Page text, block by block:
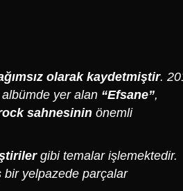
olarak kaydetmiştir.
yer alan “Efsane”,
sahnesinin önemli
gibi temalar işlemektedir.
bir yelpazede parçalar